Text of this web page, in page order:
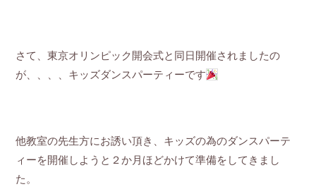
さて、東京オリンピック開会式と同日開催されましたの
が、、、、キッズダンスパーティーです
他教室の先生方にお誘い頂き、キッズの為のダンスパーテ
ィーを開催しようと２か月ほどかけて準備をしてきまし
た。